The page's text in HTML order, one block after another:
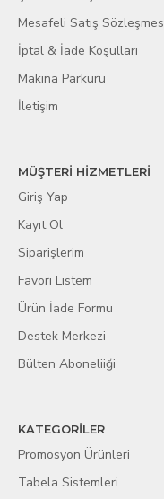
Mesafeli Satış
İptal & İade Koşulları
Makina Parkuru
İletişim
MÜŞTERİ HİZMETLERİ
Giriş Yap
Kayıt Ol
Siparişlerim
Favori Listem
Ürün İade Formu
Destek Merkezi
Bülten Aboneliiği
KATEGORİLER
Promosyon Ürünleri
Tabela Sistemleri